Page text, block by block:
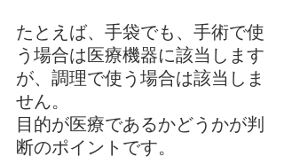
たとえば、手袋でも、手術で使
う場合は医療機器に該当します
が、調理で使う場合は該当しま
せん。
目的が医療であるかどうかが判
断のポイントです。